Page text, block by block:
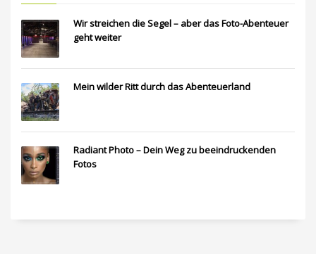
Wir streichen die Segel – aber das Foto-Abenteuer
geht weiter
Mein wilder Ritt durch das Abenteuerland
Radiant Photo – Dein Weg zu beeindruckenden
Fotos